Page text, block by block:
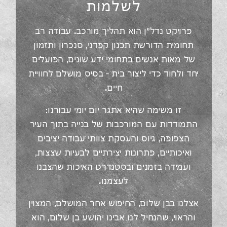
לשלמות
פרויקט נדל״ן הוא תהליך מורכב. עבודה רב
תחומית הדורשת תכנון קפדני, סנכרון ותזמון
של מאות אנשים בתחומי ידע שונים, הפועלים
יחד ולחוד כדי ליצור בית – בסיס מושלם לחוויית
חיים.
זו משימה שהיא אתגר יום יומי עבורנו:
התמודדות עם המורכבות של בנייה בתוך העיר
הצפופה, גיוס והעסקת צוותי עבודה יציבים
ואיכותיים, פתרונות יצירתיים לבעיות שצצות,
ועמידה בזמנים ובסטנדרט האיכות שהצבנו
לעצמנו.
אצלנו בבן שלום, החיפוש אחר המושלם, המצוין
והראוי, שהנחיל לנו אבינו יהושע בן שלום, הוא